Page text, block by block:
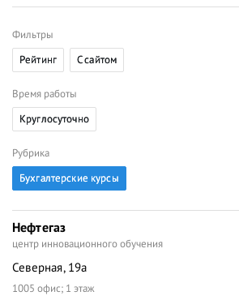
Фильтры
Рейтинг
C сайтом
Время работы
Круглосуточно
Рубрика
Бухгалтерские курсы
Нефтегаз
центр инновационного обучения
Северная, 19а
1005 офис; 1 этаж